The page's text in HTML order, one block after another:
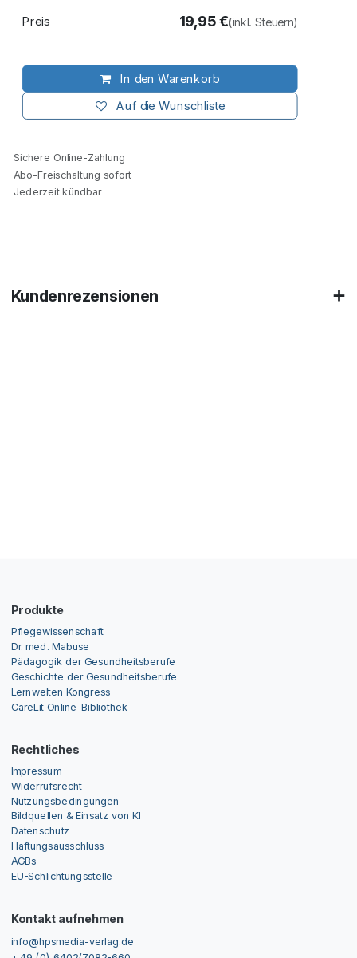
In den Warenkorb
Auf die Wunschliste
Preis 19,95€(inkl. Steuern)
Sichere Online-Zahlung
Abo-Freischaltung sofort
Jederzeit kündbar
Kundenrezensionen
Produkte
Pflegewissenschaft
Dr. med. Mabuse
Pädagogik der Gesundheitsberufe
Geschichte der Gesundheitsberufe
Lernwelten Kongress
CareLit Online-Bibliothek
Rechtliches
Impressum
Widerrufsrecht
Nutzungsbedingungen
Bildquellen & Einsatz von KI
Datenschutz
Haftungsausschluss
AGBs
EU-Schlichtungsstelle
Kontakt aufnehmen
info@hpsmedia-verlag.de